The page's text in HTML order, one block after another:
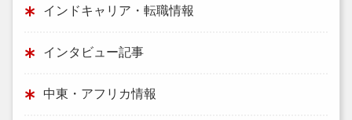
インドキャリア・転職情報
インタビュー記事
中東・アフリカ情報